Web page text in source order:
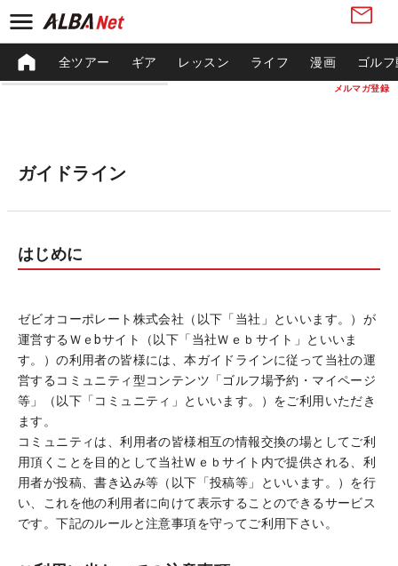
メルマガ登録
全ツアー ギア レッスン ライフ 漫画 ゴル
ガイドライン
はじめに
ゼビオコーポレート株式会社（以下「当社」といいます。）が
運営するＷｅbサイト（以下「当社Ｗｅｂサイト」といいま
す。）の利用者の皆様には、本ガイドラインに従って当社の運
営するコミュニティ型コンテンツ「ゴルフ場予約・マイページ
等」（以下「コミュニティ」といいます。）をご利用いただき
ます。
コミュニティは、利用者の皆様相互の情報交換の場としてご利
用頂くことを目的として当社Ｗｅｂサイト内で提供される、利
用者が投稿、書き込み等（以下「投稿等」といいます。）を行
い、これを他の利用者に向けて表示することのできるサービス
です。下記のルールと注意事項を守ってご利用下さい。